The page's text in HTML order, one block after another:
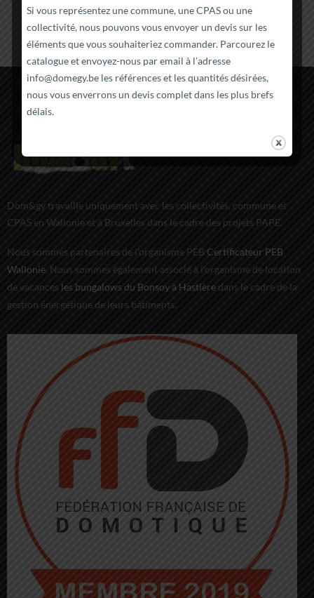
Dom&gy travaille uniquement avec les collectivités, commune et
CPAS en Wallonie et à Bruxelles dans le cadre des projets PAPE.
Nous sommes partenaires de l'organisme PEB Certificateur PEB
Wallonie. Nous sommes également associé à l'organisme de location
de vacances les bungalows du Bonsoy à Hastièredans le cadre de la
gestion énergétique de leurs bâtiments.
Si vous représentez une commune, une CPAS ou une
collectivité, nous pouvons vous envoyer un devis sur les
éléments que vous souhaiteriez commander. Parcourez le
catalogue et envoyez-nous par email à l’adresse
info@domegy.be les références et les quantités désirées,
nous vous enverrons un devis complet dans les plus brefs
délais.